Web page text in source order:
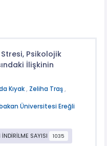
Psikolojik
İlişkinin
Kıyak, Zeliha Traş,
Üniversitesi Ereğli
İNDİRİLME SAYISI 1035